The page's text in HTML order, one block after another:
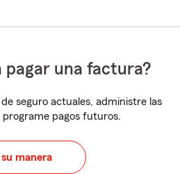
pagar una factura?
seguro actuales, administre las
pagos futuros.
su manera